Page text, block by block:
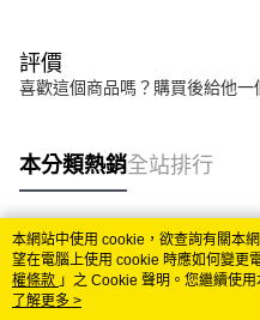
評價
喜歡這個商品嗎？購買後給他一
本分類熱銷全站排行
熱門標籤
本網站中使用 cookie，欲查詢有關本
望在電腦上使用 cookie 時應如何變更
權條款 」之 Cookie 聲明。您繼續使
用條款之 Cookie 聲明使用 cookie。
了解更多 >